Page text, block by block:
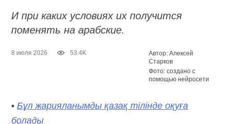
И при каких условиях их получится
поменять на арабские.
8 июля 2026 53.4K
Автор: Алексей
Старков
Фото: создано с
помощью нейросети
•Бұл жарияланымды қазақ тілінде оқуға
болады